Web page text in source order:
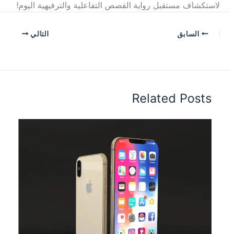
لاستكشاف مستقبل رواية القصص التفاعلية والترفيهية اليوم!
السابق التالي
Related Posts